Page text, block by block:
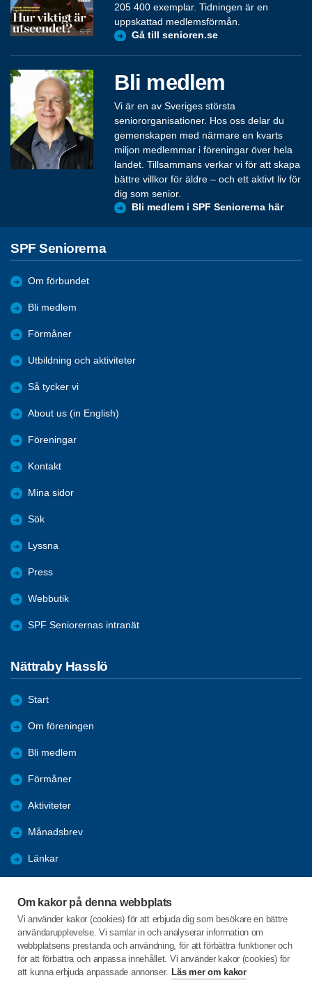
Om kakor på denna webbplats
Vi använder kakor (cookies) för att erbjuda dig som besökare en bättre
användarupplevelse. Vi samlar in och analyserar information om
webbplatsens prestanda och användning, för att förbättra funktioner och
för att förbättra och anpassa innehållet. Vi använder kakor (cookies) för
att kunna erbjuda anpassade annonser. Läs mer om kakor
205 400 exemplar. Tidningen är en
uppskattad medlemsförmån.
Gå till senioren.se
Bli medlem
Vi är en av Sveriges största
seniororganisationer. Hos oss delar du
gemenskapen med närmare en kvarts
miljon medlemmar i föreningar över hela
landet. Tillsammans verkar vi för att skapa
bättre villkor för äldre – och ett aktivt liv för
dig som senior.
Bli medlem i SPF Seniorerna här
SPF Seniorerna
Om förbundet
Bli medlem
Förmåner
Utbildning och aktiviteter
Så tycker vi
About us (in English)
Föreningar
Kontakt
Mina sidor
Sök
Lyssna
Press
Webbutik
SPF Seniorernas intranät
Nättraby Hasslö
Start
Om föreningen
Bli medlem
Förmåner
Aktiviteter
Månadsbrev
Länkar
Föreningars öppna aktiviteter
C/o:Anders Ovander